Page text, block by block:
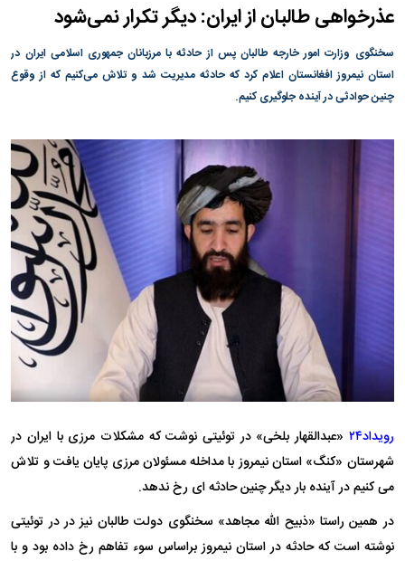
عذرخواهی طالبان از ایران: دیگر تکرار نمی‌شود
سخنگوی وزارت امور خارجه طالبان پس از حادثه با مرزبانان جمهوری اسلامی ایران در
استان نیمروز افغانستان اعلام کرد که حادثه مدیریت شد و تلاش می‌کنیم که از وقوع
چنین حوادثی در آینده جلوگیری کنیم.
رویداد۲۴
«عبدالقهار بلخی» در توئیتی نوشت که مشکلات مرزی با ایران در
شهرستان «کنگ» استان نیمروز با مداخله مسئولان مرزی پایان یافت و تلاش
می کنیم در آینده بار دیگر چنین حادثه ای رخ ندهد.
در همین راستا «ذبیح الله مجاهد» سخنگوی دولت طالبان نیز در در توئیتی
نوشته است که حادثه در استان نیمروز براساس سوء تفاهم رخ داده بود و با